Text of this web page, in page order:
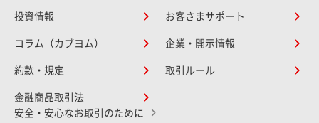
投資情報 お客さまサポート
コラム（カブヨム） 企業・開示情報
約款・規定 取引ルール
金融商品取引法
安全・安心なお取引のために